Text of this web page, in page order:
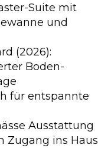
Suite mit
und
(2026):
Boden-
für entspannte
Ausstattung
Zugang ins Haus